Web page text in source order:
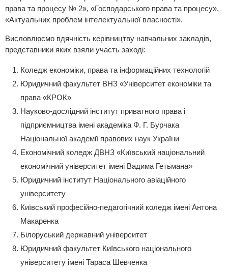
права та процесу № 2», «Господарського права та процесу»,
«Актуальних проблем інтелектуальної власності».
Висловлюємо вдячність керівництву навчальних закладів,
представники яких взяли участь заході:
Коледж економіки, права та інформаційних технологій
Юридичний факультет ВНЗ «Університет економіки та
права «КРОК»
Науково-дослідний інститут приватного права і
підприємництва імені академіка Ф. Г. Бурчака
Національної академії правових наук України
Економічний коледж ДВНЗ «Київський національний
економічний університет імені Вадима Гетьмана»
Юридичний інститут Національного авіаційного
університету
Київський професійно-педагогічний коледж імені Антона
Макаренка
Білоруський державний університет
Юридичний факультет Київського національного
університету імені Тараса Шевченка